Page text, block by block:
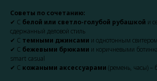
Советы по сочетанию:
✔ С белой или светло-голубой рубашкой и
сдержанный деловой стиль
✔ С темными джинсами и однотонным
✔ С бежевыми брюками и коричневыми
smart casual
✔ С кожаными аксессуарами (ремень, часы) –